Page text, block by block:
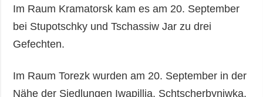
Im Raum Kramatorsk kam es am 20. September
bei Stupotschky und Tschassiw Jar zu drei
Gefechten.
Im Raum Torezk wurden am 20. September in der
Nähe der Siedlungen Iwapillja, Schtscherbyniwka,